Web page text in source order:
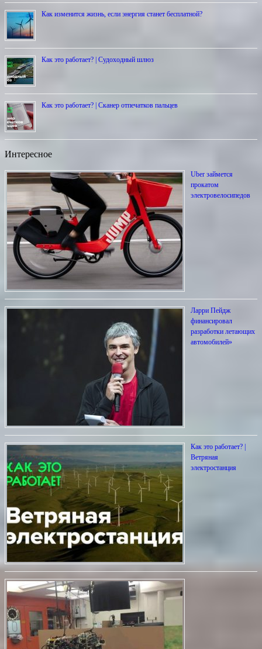
Как изменится жизнь, если энергия станет бесплатной?
Как это работает? | Cудоходный шлюз
Как это работает? | Сканер отпечатков пальцев
Интересное
Uber займется
прокатом
электровелосипедов
Ларри Пейдж
финансировал
разработки летающих
автомобилей»
Как это работает? |
Ветряная
электростанция